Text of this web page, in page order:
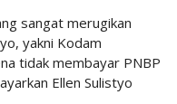
sangat merugikan
yakni Kodam
tidak membayar PNBP
Ellen Sulistyo